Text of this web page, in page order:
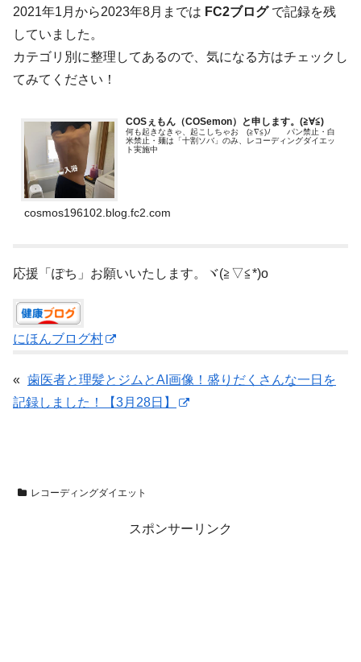
2021年1月から2023年8月までは FC2ブログで記録を残
していました。
カテゴリ別に整理してあるので、気になる方はチェックし
てみてください！
COSぇもん（COSemon）と申します。(≧∀≦)ゞ
何も起きなきゃ、起こしちゃお (≧∇≦)ﾉ パン禁止・白
米禁止・麺は「十割ソバ」のみ、レコーディングダイエッ
ト実施中
cosmos196102.blog.fc2.com
応援「ぽち」お願いいたします。ヾ(≧▽≦*)o
にほんブログ村
« 歯医者と理髪とジムとAI画像！盛りだくさんな一日を
記録しました！【3月28日】
レコーディングダイエット
スポンサーリンク